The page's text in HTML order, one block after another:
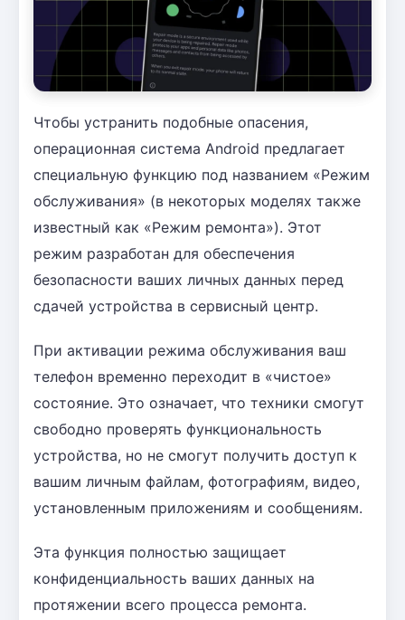
Чтобы устранить подобные опасения,
операционная система Android предлагает
специальную функцию под названием «Режим
обслуживания» (в некоторых моделях также
известный как «Режим ремонта»). Этот
режим разработан для обеспечения
безопасности ваших личных данных перед
сдачей устройства в сервисный центр.
При активации режима обслуживания ваш
телефон временно переходит в «чистое»
состояние. Это означает, что техники смогут
свободно проверять функциональность
устройства, но не смогут получить доступ к
вашим личным файлам, фотографиям, видео,
установленным приложениям и сообщениям.
Эта функция полностью защищает
конфиденциальность ваших данных на
протяжении всего процесса ремонта.